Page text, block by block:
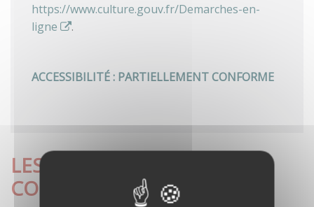
https://www.culture.gouv.fr/Demarches-en-
ligne
.
ACCESSIBILITÉ : PARTIELLEMENT CONFORME
LES DÉMARCHES LES PLUS
CONSULTÉES